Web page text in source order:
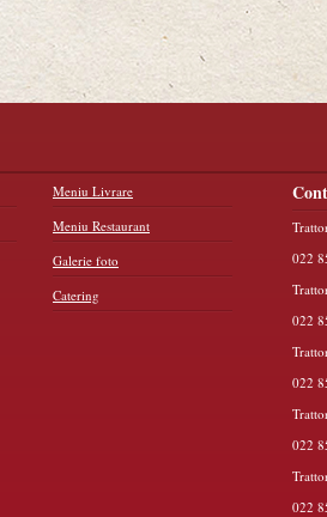
Meniu Livrare
Meniu Restaurant
Galerie foto
Catering
022
022
022
022
022